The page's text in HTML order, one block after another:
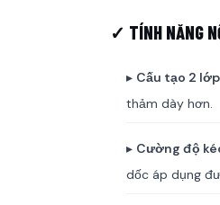
✓ TÍNH NĂNG
▸ Cấu tạo 2
thảm dày hơn.
▸ Cường độ
dốc áp dụng